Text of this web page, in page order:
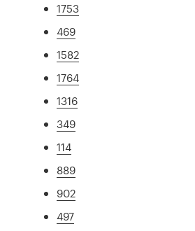
1753
469
1582
1764
1316
349
114
889
902
497